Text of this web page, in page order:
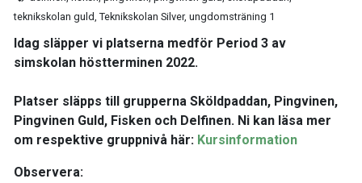
teknikskolan guld, Teknikskolan Silver, ungdomsträning 1
Idag släpper vi platserna medför Period 3 av
simskolan höstterminen 2022.
Platser släpps till grupperna Sköldpaddan, Pingvinen,
Pingvinen Guld, Fisken och Delfinen. Ni kan läsa mer
om respektive gruppnivå här: Kursinformation
Observera: